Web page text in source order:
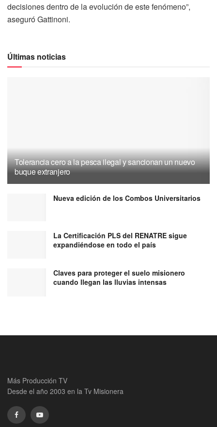
decisiones dentro de la evolución de este fenómeno”,
aseguró Gattinoni.
Últimas noticias
Tolerancia cero a la pesca ilegal y sancionan un nuevo
buque extranjero
Nueva edición de los Combos Universitarios
La Certificación PLS del RENATRE sigue
expandiéndose en todo el país
Claves para proteger el suelo misionero
cuando llegan las lluvias intensas
Más Producción TV
Desde el año 2003 en la Tv Misionera